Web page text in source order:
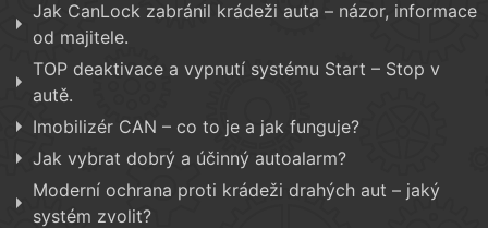
Jak CanLock zabránil krádeži auta – názor, informace
od majitele.
TOP deaktivace a vypnutí systému Start – Stop v
autě.
Imobilizér CAN – co to je a jak funguje?
Jak vybrat dobrý a účinný autoalarm?
Moderní ochrana proti krádeži drahých aut – jaký
systém zvolit?